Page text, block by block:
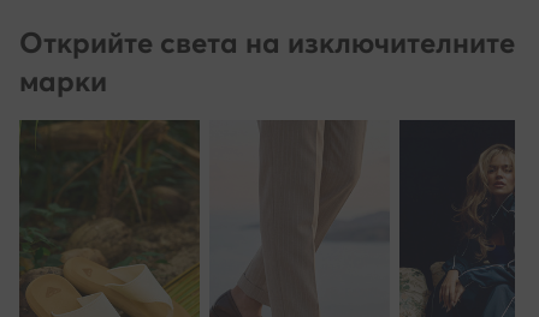
Открийте света на изключителните
марки